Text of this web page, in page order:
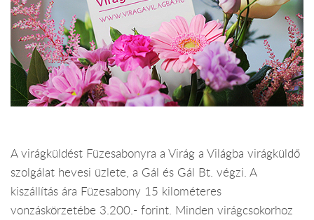
A virágküldést Füzesabonyra a Virág a Világba virágküldő
szolgálat hevesi üzlete, a Gál és Gál Bt. végzi. A
kiszállítás ára Füzesabony 15 kilométeres
vonzáskörzetébe 3.200.- forint. Minden virágcsokorhoz